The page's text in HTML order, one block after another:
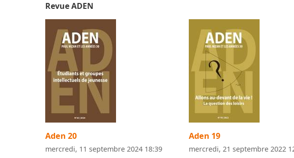
Revue ADEN
Aden 20
mercredi, 11 septembre 2024 18:39
Aden 19
mercredi, 21 septembre 2022